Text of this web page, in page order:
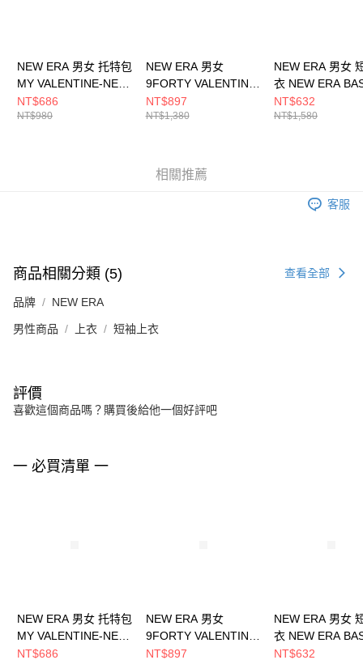
NEW ERA 男女 托特包
MY VALENTINE-NE
SCRIPT NEW ERA
NE14148796
NT$686
NT$980
NEW ERA 男女
9FORTY VALENTINE
DAY NE NE14499954
NT$897
NT$1,380
NEW ERA 男女
衣 NEW ERA
NEW ERA
NE14148873
NT$632
NT$1,580
相關推薦
客服
商品相關分類 (5) 查看全部
品牌 NEW ERA
男性商品 上衣 短袖上衣
評價
喜歡這個商品嗎？購買後給他一個好評吧
一 必買清單 一
NEW ERA 男女 托特包
MY VALENTINE-NE
SCRIPT NEW ERA
NT$686
NEW ERA 男女
9FORTY VALENTINE
DAY NE NE14499954
NT$897
NEW ERA 男女
衣 NEW ERA
NEW ERA
NT$632